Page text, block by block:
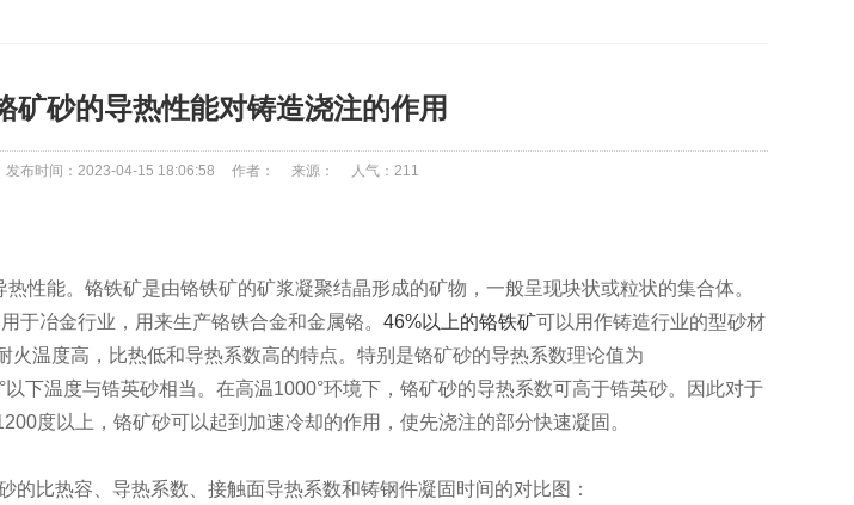
矿砂的导热性能对铸造浇注的作用
发布时间：2023-04-15 18:06:58 作者： 来源： 人气： 211
能。铬铁矿是由铬铁矿的矿浆凝聚结晶形成的矿物，一般呈现块状或粒状的集合体。
于冶金行业，用来生产铬铁合金和金属铬。 46%以上的铬铁矿可以用作铸造行业的型砂材
火温度高，比热低和导热系数高的特点。特别是铬矿砂的导热系数理论值为
以下温度与锆英砂相当。在高温1000°环境下，铬矿砂的导热系数可高于锆英砂。因此对于
度以上，铬矿砂可以起到加速冷却的作用，使先浇注的部分快速凝固。
比热容、导热系数、接触面导热系数和铸钢件凝固时间的对比图：